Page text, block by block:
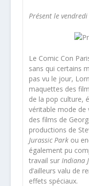
Présent le
Le Comic Con
sans qui certains
pas vu le jour,
maquettes des
de la pop culture,
véritable mode de
des films de
productions de
Jurassic Park ou
également pu
travail surIndiana
d’ailleurs valu de
effets spéciaux.